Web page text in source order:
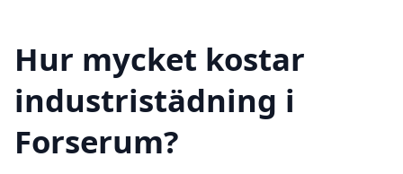
Hur mycket kostar
industristädning i
Forserum?